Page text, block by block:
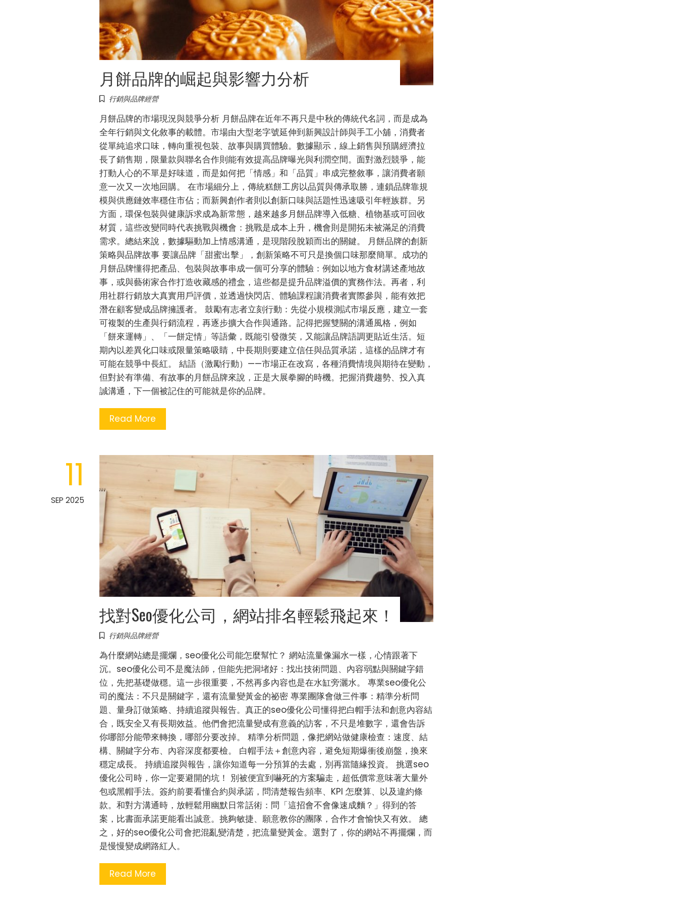
月餅品牌的崛起與影響力分析
行銷與品牌經營
月餅品牌的市場現況與競爭分析 月餅品牌在近年不再只是中秋的傳統代名詞，而是成為
全年行銷與文化敘事的載體。市場由大型老字號延伸到新興設計師與手工小舖，消費者
從單純追求口味，轉向重視包裝、故事與購買體驗。數據顯示，線上銷售與預購經濟拉
長了銷售期，限量款與聯名合作則能有效提高品牌曝光與利潤空間。面對激烈競爭，能
打動人心的不單是好味道，而是如何把「情感」和「品質」串成完整敘事，讓消費者願
意一次又一次地回購。 在市場細分上，傳統糕餅工房以品質與傳承取勝，連鎖品牌靠規
模與供應鏈效率穩住市佔；而新興創作者則以創新口味與話題性迅速吸引年輕族群。另
方面，環保包裝與健康訴求成為新常態，越來越多月餅品牌導入低糖、植物基或可回收
材質，這些改變同時代表挑戰與機會：挑戰是成本上升，機會則是開拓未被滿足的消費
需求。總結來說，數據驅動加上情感溝通，是現階段脫穎而出的關鍵。 月餅品牌的創新
策略與品牌故事 要讓品牌「甜蜜出擊」，創新策略不可只是換個口味那麼簡單。成功的
月餅品牌懂得把產品、包裝與故事串成一個可分享的體驗：例如以地方食材講述產地故
事，或與藝術家合作打造收藏感的禮盒，這些都是提升品牌溢價的實務作法。再者，利
用社群行銷放大真實用戶評價，並透過快閃店、體驗課程讓消費者實際參與，能有效把
潛在顧客變成品牌擁護者。 鼓勵有志者立刻行動：先從小規模測試市場反應，建立一套
可複製的生產與行銷流程，再逐步擴大合作與通路。記得把握雙關的溝通風格，例如
「餅來運轉」、「一餅定情」等語彙，既能引發微笑，又能讓品牌語調更貼近生活。短
期內以差異化口味或限量策略吸睛，中長期則要建立信任與品質承諾，這樣的品牌才有
可能在競爭中長紅。 結語（激勵行動）——市場正在改寫，各種消費情境與期待在變動，
但對於有準備、有故事的月餅品牌來說，正是大展拳腳的時機。把握消費趨勢、投入真
誠溝通，下一個被記住的可能就是你的品牌。
Read More
11
SEP 2025
找對Seo優化公司，網站排名輕鬆飛起來！
行銷與品牌經營
為什麼網站總是擺爛，seo優化公司能怎麼幫忙？ 網站流量像漏水一樣，心情跟著下
沉。seo優化公司不是魔法師，但能先把洞堵好：找出技術問題、內容弱點與關鍵字錯
位，先把基礎做穩。這一步很重要，不然再多內容也是在水缸旁灑水。 專業seo優化公
司的魔法：不只是關鍵字，還有流量變黃金的祕密 專業團隊會做三件事：精準分析問
題、量身訂做策略、持續追蹤與報告。真正的seo優化公司懂得把白帽手法和創意內容結
合，既安全又有長期效益。他們會把流量變成有意義的訪客，不只是堆數字，還會告訴
你哪部分能帶來轉換，哪部分要改掉。 精準分析問題，像把網站做健康檢查：速度、結
構、關鍵字分布、內容深度都要檢。 白帽手法＋創意內容，避免短期爆衝後崩盤，換來
穩定成長。 持續追蹤與報告，讓你知道每一分預算的去處，別再當隨緣投資。 挑選seo
優化公司時，你一定要避開的坑！ 別被便宜到嚇死的方案騙走，超低價常意味著大量外
包或黑帽手法。簽約前要看懂合約與承諾，問清楚報告頻率、KPI 怎麼算、以及違約條
款。和對方溝通時，放輕鬆用幽默日常話術：問「這招會不會像速成麵？」得到的答
案，比書面承諾更能看出誠意。挑夠敏捷、願意教你的團隊，合作才會愉快又有效。 總
之，好的seo優化公司會把混亂變清楚，把流量變黃金。選對了，你的網站不再擺爛，而
是慢慢變成網路紅人。
Read More